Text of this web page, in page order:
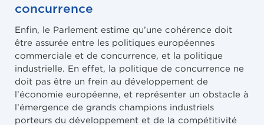
concurrence
Enfin, le Parlement estime qu’une cohérence doit
être assurée entre les politiques européennes
commerciale et de concurrence, et la politique
industrielle. En effet, la politique de concurrence ne
doit pas être un frein au développement de
l’économie européenne, et représenter un obstacle à
l’émergence de grands champions industriels
porteurs du développement et de la compétitivité